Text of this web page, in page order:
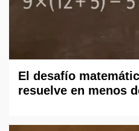
El desafío
resuelve en menos